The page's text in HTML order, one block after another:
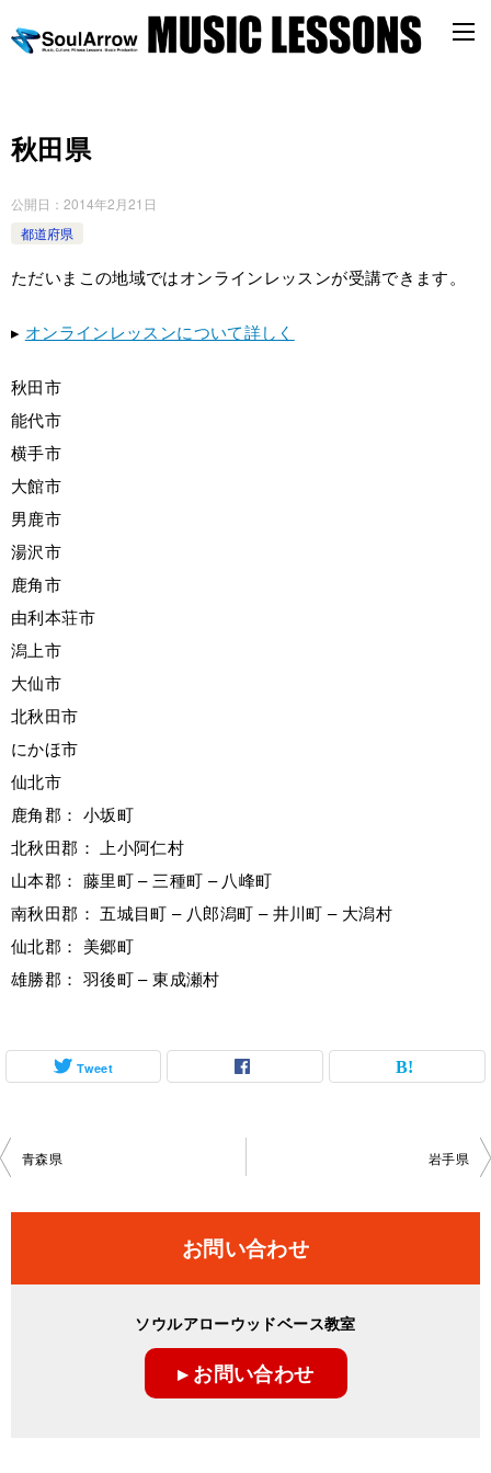
秋田県
公開日： 2014年2月21日
都道府県
ただいまこの地域ではオンラインレッスンが受講できます。
▸ オンラインレッスンについて詳しく
秋田市
能代市
横手市
大館市
男鹿市
湯沢市
鹿角市
由利本荘市
潟上市
大仙市
北秋田市
にかほ市
仙北市
鹿角郡： 小坂町
北秋田郡： 上小阿仁村
山本郡： 藤里町 – 三種町 – 八峰町
南秋田郡： 五城目町 – 八郎潟町 – 井川町 – 大潟村
仙北郡： 美郷町
雄勝郡： 羽後町 – 東成瀬村
Tweet
投
ビ
青森県 岩手県
お問い合わせ
ソウルアローウッドベース教室
▸ お問い合わせ